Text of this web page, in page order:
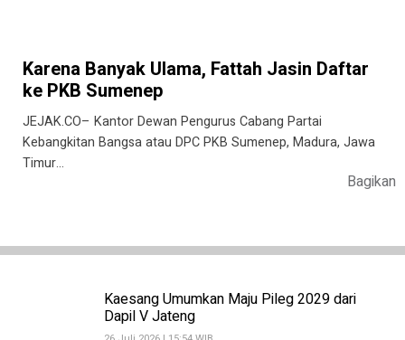
Kaesang Umumkan Maju Pileg 2029 dari
Dapil V Jateng
Karena Banyak Ulama, Fattah Jasin Daftar
ke PKB Sumenep
JEJAK.CO– Kantor Dewan Pengurus Cabang Partai
Kebangkitan Bangsa atau DPC PKB Sumenep, Madura, Jawa
Timur…
Bagikan